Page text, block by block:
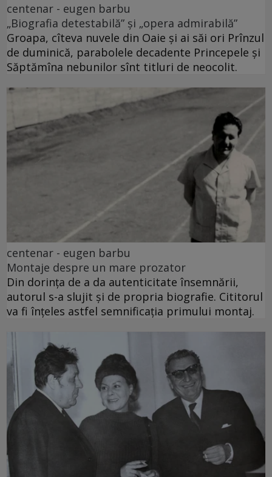
centenar - eugen barbu
„Biografia detestabilă” și „opera admirabilă”
Groapa, cîteva nuvele din Oaie și ai săi ori Prînzul
de duminică, parabolele decadente Princepele și
Săptămîna nebunilor sînt titluri de neocolit.
centenar - eugen barbu
Montaje despre un mare prozator
Din dorința de a da autenticitate însemnării,
autorul s-a slujit și de propria biografie. Cititorul
va fi înțeles astfel semnificația primului montaj.